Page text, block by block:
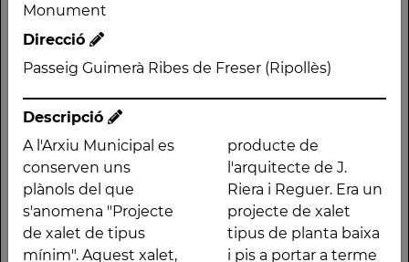
Monument
Direcció
Passeig Guimerà Ribes de Freser (Ripollès)
Descripció
A l'Arxiu Municipal es
conserven uns
plànols del que
s'anomena "Projecte
de xalet de tipus
mínim". Aquest xalet,
producte de
l'arquitecte de J.
Riera i Reguer. Era un
projecte de xalet
tipus de planta baixa
i pis a portar a terme
Direcció
Passeig Guimerà Ribes
de Freser (Ripollès)
Descripció
A l'Arxiu Municipal es
conserven uns plànols
producte de
l'arquitecte de J. Riera i